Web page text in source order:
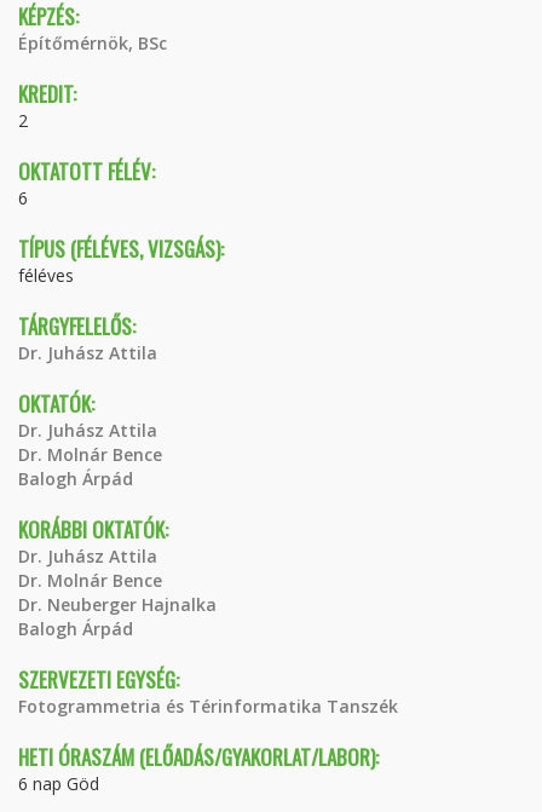
KÉPZÉS:
Építőmérnök, BSc
KREDIT:
2
OKTATOTT FÉLÉV:
6
TÍPUS (FÉLÉVES, VIZSGÁS):
féléves
TÁRGYFELELŐS:
Dr. Juhász Attila
OKTATÓK:
Dr. Juhász Attila
Dr. Molnár Bence
Balogh Árpád
KORÁBBI OKTATÓK:
Dr. Juhász Attila
Dr. Molnár Bence
Dr. Neuberger Hajnalka
Balogh Árpád
SZERVEZETI EGYSÉG:
Fotogrammetria és Térinformatika Tanszék
HETI ÓRASZÁM (ELŐADÁS/GYAKORLAT/LABOR):
6 nap Göd